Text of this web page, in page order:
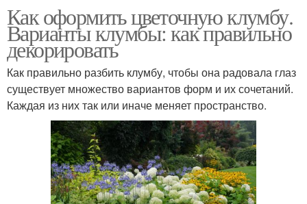
Как оформить цветочную клумбу.
Варианты клумбы: как правильно
декорировать
Как правильно разбить клумбу, чтобы она радовала глаз
существует множество вариантов форм и их сочетаний.
Каждая из них так или иначе меняет пространство.